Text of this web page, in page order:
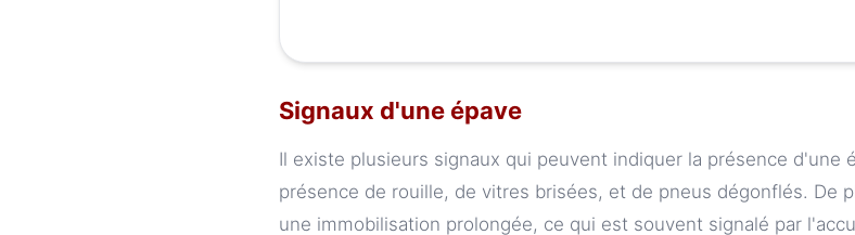
Signaux d'une épave
Il existe plusieurs signaux qui peuvent indiquer la présence d'une
présence de rouille, de vitres brisées, et de pneus dégonflés. De
une immobilisation prolongée, ce qui est souvent signalé par